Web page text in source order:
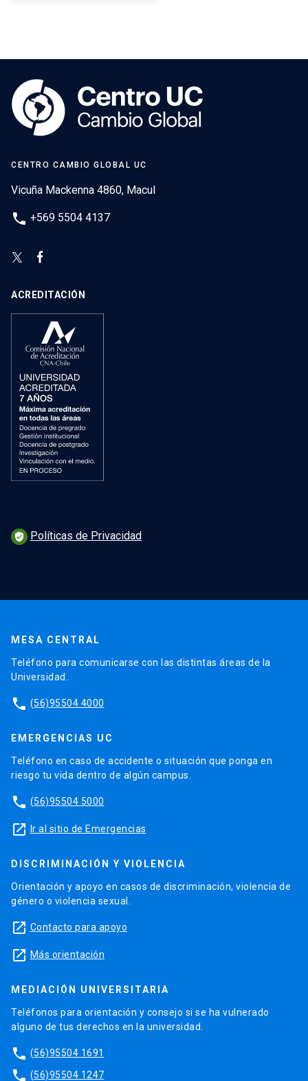
CENTRO CAMBIO GLOBAL UC
Vicuña Mackenna 4860, Macul
phone +569 5504 4137
ACREDITACIÓN
verified_user Políticas de Privacidad
MESA CENTRAL
Teléfono para comunicarse con las distintas áreas de la
Universidad.
phone (56)95504 4000
EMERGENCIAS UC
Teléfono en caso de accidente o situación que ponga en
riesgo tu vida dentro de algún campus.
phone (56)95504 5000
launch Ir al sitio de Emergencias
DISCRIMINACIÓN Y VIOLENCIA
Orientación y apoyo en casos de discriminación, violencia de
género o violencia sexual.
launch Contacto para apoyo
launch Más orientación
MEDIACIÓN UNIVERSITARIA
Teléfonos para orientación y consejo si se ha vulnerado
alguno de tus derechos en la universidad.
phone (56)95504 1691
phone (56)95504 1247